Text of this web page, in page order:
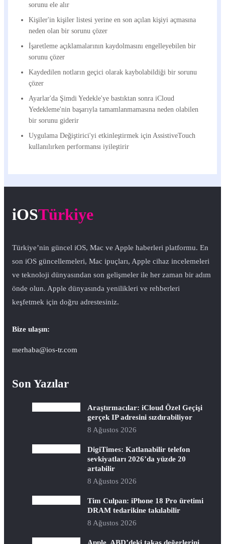
sorunu ele alır
Kişiler'in kişiler listesi yerine en son açılan kişiyi açmasına
neden olan bir sorunu çözer
İşaretleme açıklamalarının kaydolmasını engelleyebilen bir
sorunu çözer
Kaydedilen notların geçici olarak kaybolabildiği bir sorunu
çözer
Ayarlar'da Şimdi Yedekle'ye bastıktan sonra iCloud
Yedekleme'nin başarıyla tamamlanmamasına neden olabilen
bir sorunu giderir
Uygulama Değiştirici'yi etkinleştirmek için AssistiveTouch
kullanılırken performansı iyileştirir
iOSTürkiye
Türkiye’nin güncel iOS, Mac ve Apple haberleri platformu. En
son iOS güncellemeleri, Mac ipuçları, Apple cihaz incelemeleri
ve teknoloji dünyasından son gelişmeler ile her zaman bir adım
önde olun. Apple dünyasında yenilikleri ve rehberleri
keşfetmek için doğru adrestesiniz.
Bize ulaşın:
merhaba@ios-tr.com
Son Yazılar
Araştırmacılar: iCloud Özel Geçişi
gerçek IP adresini sızdırabiliyor
8 Ağustos 2026
DigiTimes: Katlanabilir telefon
sevkiyatları 2026’da yüzde 20
artabilir
8 Ağustos 2026
Tim Culpan: iPhone 18 Pro üretimi
DRAM tedarikine takılabilir
8 Ağustos 2026
Apple, ABD’deki takas değerlerini